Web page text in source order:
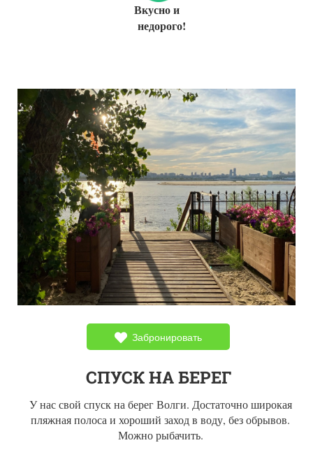
Вкусно и
недорого!
Забронировать
СПУСК НА БЕРЕГ
У нас свой спуск на берег Волги. Достаточно широкая
пляжная полоса и хороший заход в воду, без обрывов.
Можно рыбачить.